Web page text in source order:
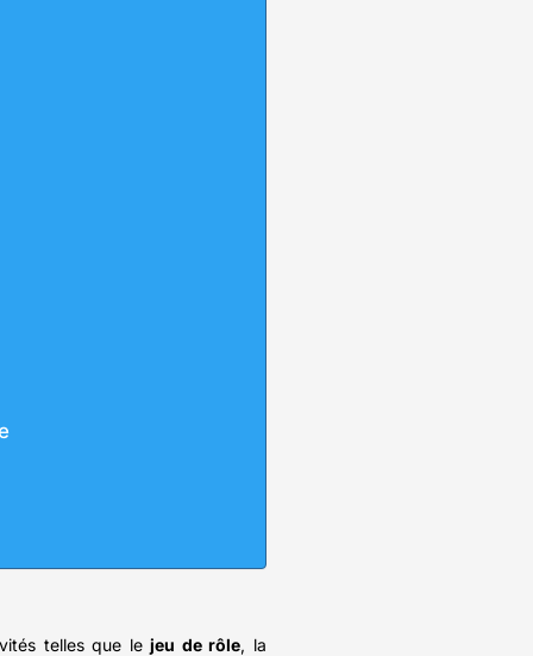
telles que le jeu de rôle, la